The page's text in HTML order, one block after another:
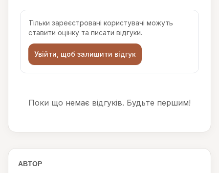
Тільки зареєстровані користувачі можуть
ставити оцінку та писати відгуки.
Увійти, щоб залишити відгук
Поки що немає відгуків. Будьте першим!
АВТОР